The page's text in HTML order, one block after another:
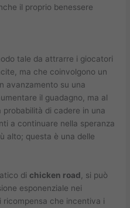
il proprio benessere
tale da attrarre i giocatori
ma che coinvolgono un
avanzamento su una
il guadagno, ma al
di cadere in una
a continuare nella speranza
alto; questa è una delle
di chicken road , si può
esponenziale nei
ricompensa che incentiva i